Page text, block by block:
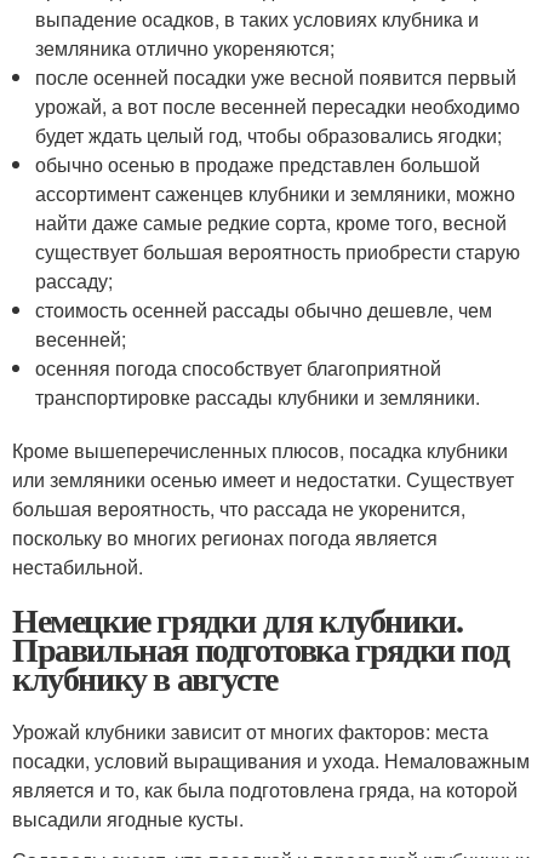
выпадение осадков, в таких условиях клубника и
земляника отлично укореняются;
после осенней посадки уже весной появится первый
урожай, а вот после весенней пересадки необходимо
будет ждать целый год, чтобы образовались ягодки;
обычно осенью в продаже представлен большой
ассортимент саженцев клубники и земляники, можно
найти даже самые редкие сорта, кроме того, весной
существует большая вероятность приобрести старую
рассаду;
стоимость осенней рассады обычно дешевле, чем
весенней;
осенняя погода способствует благоприятной
транспортировке рассады клубники и земляники.
Кроме вышеперечисленных плюсов, посадка клубники
или земляники осенью имеет и недостатки. Существует
большая вероятность, что рассада не укоренится,
поскольку во многих регионах погода является
нестабильной.
Немецкие грядки для клубники.
Правильная подготовка грядки под
клубнику в августе
Урожай клубники зависит от многих факторов: места
посадки, условий выращивания и ухода. Немаловажным
является и то, как была подготовлена гряда, на которой
высадили ягодные кусты.